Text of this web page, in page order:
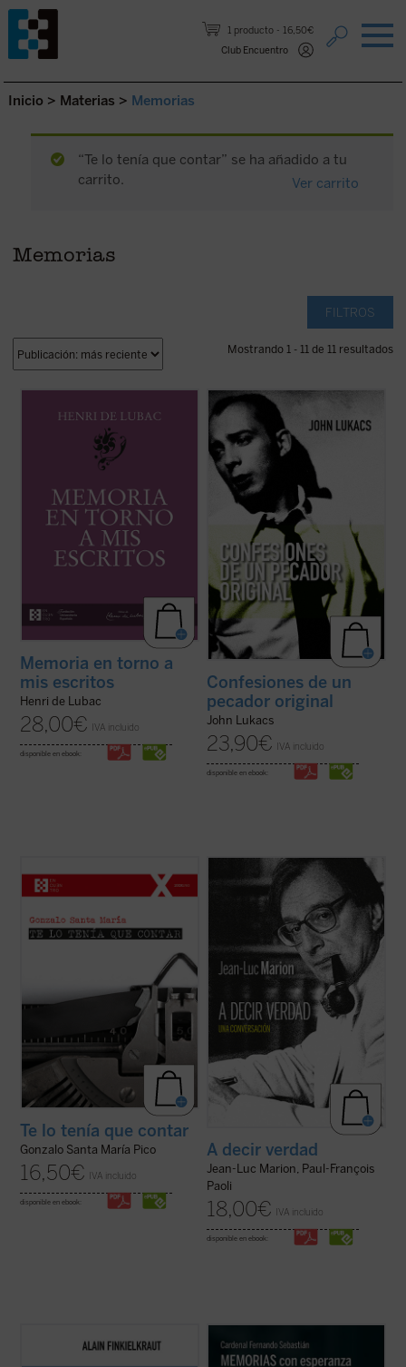
1 producto
16,50€
Club Encuentro
Saltar al contenido.
Inicio > Materias > Memorias
“Te lo tenía que contar” se ha añadido a tu
carrito.
Ver carrito
Memorias
FILTROS
Mostrando 1 - 11 de 11 resultados
primeros veinte años yMemoria en torno a
. Ambas Memorias nos
permiten conocer la vida y la obra de Henri
de Lubac desde su nacimiento en 1896
hasta el final de su período militar ...
Memoria en torno a
mis escritos
Henri de Lubac
28,00€ IVA incluido
disponible en ebook:
En esta elocuente y sugerente
«autohistoria», John Lukacs, distinguido
historiador y escritor, describe la historia
de sus propias convicciones y creencias.
Un viaje que nos lleva desde la Hungría de
los años treinta y la asolada Budapest de ...
(ver ficha)
Confesiones de un
pecador original
John Lukacs
23,90€ IVA incluido
disponible en ebook:
manera casi epistolar, la llegada a su vida
de su esposa, sus hijos —entre ellos
otros muchos acontecimientos
enmarcados en la historia reciente de
España ...(ver ficha)
Te lo tenía que contar
Gonzalo Santa María Pico
16,50€ IVA incluido
disponible en ebook:
¿Hacia dónde va el mundo? ¿Cuál es el
estado de la Iglesia? ¿Qué futuro tiene
Europa? Estas son algunas de las
preguntas formuladas por el periodista
especializado en el mundo de la cultura
Paul-François Paoli a las que Jean-Luc
(ver ficha)
A decir verdad
Jean-Luc Marion, Paul-François
Paoli
18,00€ IVA incluido
disponible en ebook:
cuentas, por atrincherarme en la fortaleza
años pasados tenemos la obligación de
ayudar a los más jóvenes a conocer la